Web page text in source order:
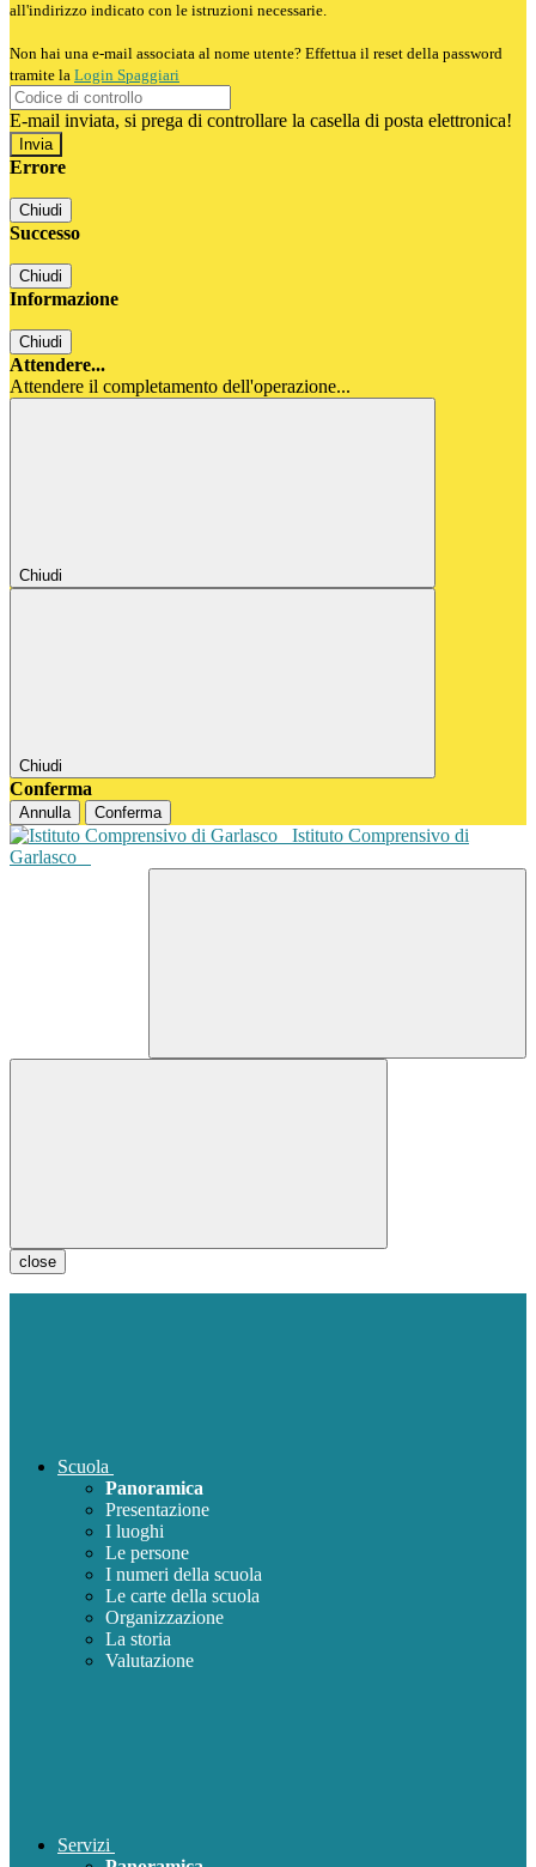
all'indirizzo indicato con le istruzioni necessarie.
Non hai una e-mail associata al nome utente? Effettua il reset della password
tramite la Login Spaggiari
E-mail inviata, si prega di controllare la casella di posta elettronica!
Errore
Chiudi
Successo
Chiudi
Informazione
Chiudi
Attendere...
Attendere il completamento dell'operazione...
Chiudi
Chiudi
Conferma
Annulla Conferma
Istituto Comprensivo di
Garlasco
close
Scuola
Panoramica
Presentazione
I luoghi
Le persone
I numeri della scuola
Le carte della scuola
Organizzazione
La storia
Valutazione
Servizi